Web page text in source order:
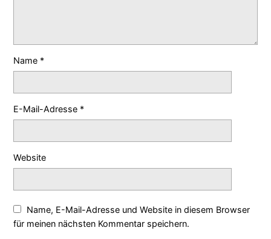
Name *
E-Mail-Adresse *
Website
Name, E-Mail-Adresse und Website in diesem Browser
für meinen nächsten Kommentar speichern.